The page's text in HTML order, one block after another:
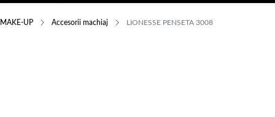
MAKE-UP Accesorii machiaj LIONESSE PENSETA 3008